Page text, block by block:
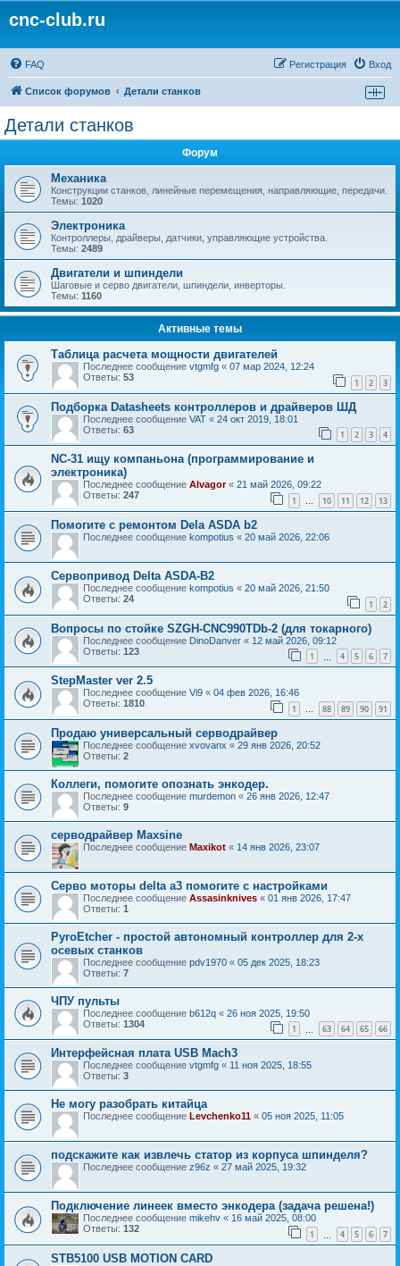
cnc-club.ru
FAQ Вход
Регистрация
Список форумов Детали станков
Детали станков
Форум
Механика
Конструкции станков, линейные перемещения, направляющие, передачи.
Темы: 1020
Электроника
Контроллеры, драйверы, датчики, управляющие устройства.
Темы: 2489
Двигатели и шпиндели
Шаговые и серво двигатели, шпиндели, инверторы.
Темы: 1160
Активные темы
Таблица расчета мощности двигателей
Последнее сообщение vtgmfg « 07 мар 2024, 12:24
Ответы: 53 1 2 3
Подборка Datasheets контроллеров и драйверов ШД
Последнее сообщение VAT « 24 окт 2019, 18:01
Ответы: 63 1 2 3 4
NC-31 ищу компаньона (программирование и
электроника)
Последнее сообщение Alvagor« 21 май 2026, 09:22
Ответы: 247 1 … 10 11 12 13
Помогите с ремонтом Dela ASDA b2
Последнее сообщение kompotius « 20 май 2026, 22:06
Сервопривод Delta ASDA-B2
Последнее сообщение kompotius « 20 май 2026, 21:50
Ответы: 24 1 2
Вопросы по стойке SZGH-CNC990TDb-2 (для токарного)
Последнее сообщение DinoDanver « 12 май 2026, 09:12
Ответы: 123 1 4 5 6 7
StepMaster ver 2.5
Последнее сообщение Vi9 « 04 фев 2026, 16:46
Ответы: 1810 1 … 88 89 90 91
Продаю универсальный серводрайвер
Последнее сообщение xvovanx « 29 янв 2026, 20:52
Ответы: 2
Коллеги, помогите опознать энкодер.
Последнее сообщение murdemon « 26 янв 2026, 12:47
Ответы: 9
серводрайвер Maxsine
Последнее сообщение Maxikot « 14 янв 2026, 23:07
Серво моторы delta a3 помогите с настройками
Последнее сообщение Assasinknives « 01 янв 2026, 17:47
Ответы: 1
PyroEtcher - простой автономный контроллер для 2-х
осевых станков
Последнее сообщение pdv1970 « 05 дек 2025, 18:23
Ответы: 7
ЧПУ пульты
Последнее сообщение b612q « 26 ноя 2025, 19:50
Ответы: 1304 1 63 64 65 66
Интерфейсная плата USB Mach3
Последнее сообщение vtgmfg « 11 ноя 2025, 18:55
Ответы: 3
Не могу разобрать китайца
Последнее сообщение Levchenko11 « 05 ноя 2025, 11:05
подскажите как извлечь статор из корпуса шпинделя?
Последнее сообщение z96z « 27 май 2025, 19:32
Подключение линеек вместо энкодера (задача решена!)
Последнее сообщение mikehv « 16 май 2025, 08:00
Ответы: 132 1 4 5 6 7
STB5100 USB MOTION CARD